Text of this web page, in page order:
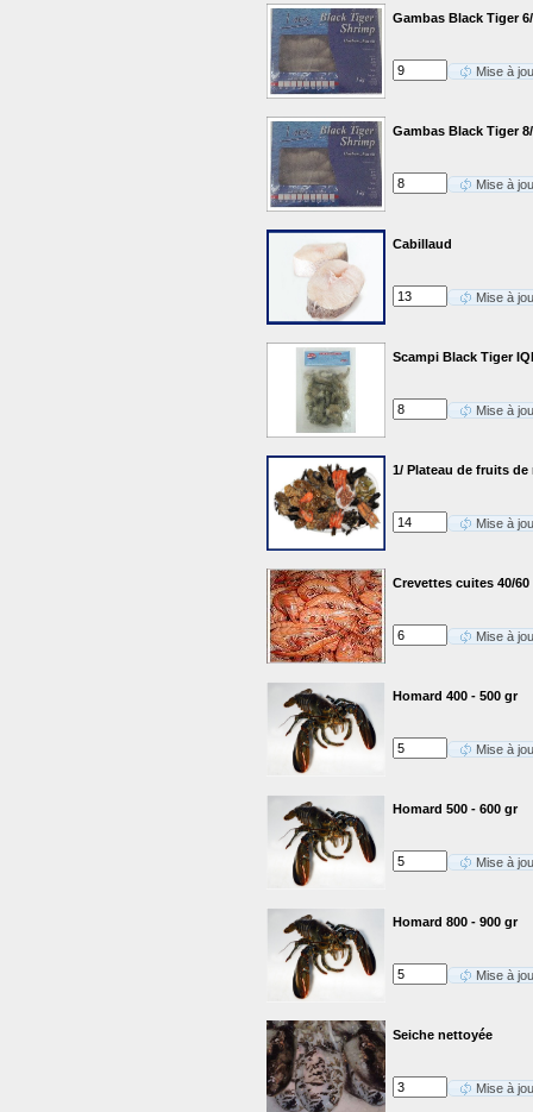
Gambas Black Tiger
Mise à
Gambas Black Tiger
Mise à
Cabillaud
Mise à
Scampi Black Tiger
Mise à
1/ Plateau de fruits de
Mise à
Crevettes cuites 40/60
Mise à
Homard 400 - 500 gr
Mise à
Homard 500 - 600 gr
Mise à
Homard 800 - 900 gr
Mise à
Seiche nettoyée
Mise à